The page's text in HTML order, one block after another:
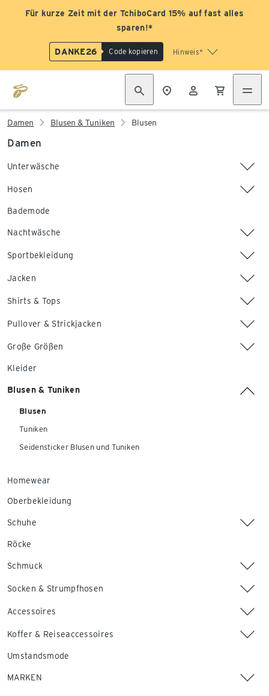
Für kurze Zeit mit der TchiboCard 15% auf fast alles
sparen!*
DANKE26 Code kopieren Hinweis*
Damen Blusen & Tuniken Blusen
Damen
Unterwäsche
Hosen
Bademode
Nachtwäsche
Sportbekleidung
Jacken
Shirts & Tops
Pullover & Strickjacken
Große Größen
Kleider
Blusen & Tuniken
Blusen
Tuniken
Seidensticker Blusen und Tuniken
Homewear
Oberbekleidung
Schuhe
Röcke
Schmuck
Socken & Strumpfhosen
Accessoires
Koffer & Reiseaccessoires
Umstandsmode
MARKEN